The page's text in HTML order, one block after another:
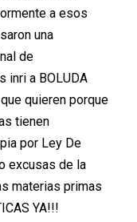
a esos
una
de
inri a BOLUDA
quieren porque
tienen
por Ley De
excusas de la
materias primas
YA!!!